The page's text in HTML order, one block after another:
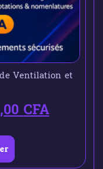
Ventilation et
CFA